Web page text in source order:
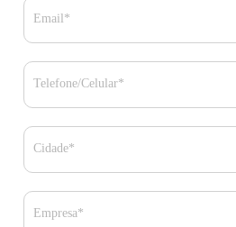
Email*
Telefone/Celular*
Cidade*
Empresa*